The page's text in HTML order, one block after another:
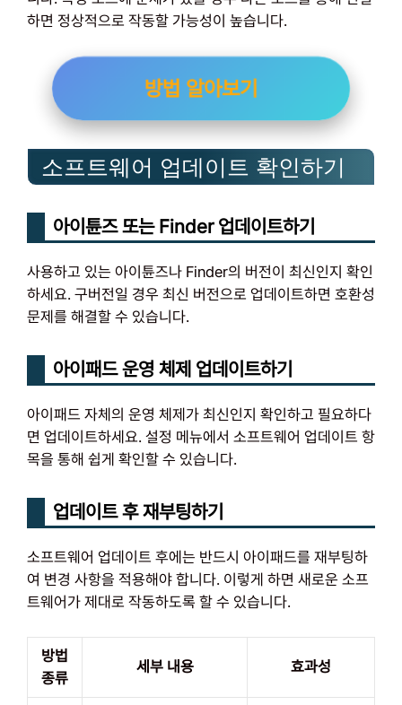
하면 정상적으로 작동할 가능성이 높습니다.
방법 알아보기
소프트웨어 업데이트 확인하기
아이튠즈 또는 Finder 업데이트하기
사용하고 있는 아이튠즈나 Finder의 버전이 최신인지 확인
하세요. 구버전일 경우 최신 버전으로 업데이트하면 호환성
문제를 해결할 수 있습니다.
아이패드 운영 체제 업데이트하기
아이패드 자체의 운영 체제가 최신인지 확인하고 필요하다
면 업데이트하세요. 설정 메뉴에서 소프트웨어 업데이트 항
목을 통해 쉽게 확인할 수 있습니다.
업데이트 후 재부팅하기
소프트웨어 업데이트 후에는 반드시 아이패드를 재부팅하
여 변경 사항을 적용해야 합니다. 이렇게 하면 새로운 소프
트웨어가 제대로 작동하도록 할 수 있습니다.
방법
종류
세부 내용 효과성